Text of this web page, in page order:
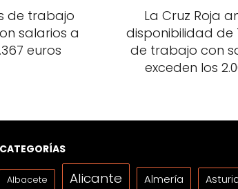
de trabajo
salarios a
euros
La Cruz Roja
disponibilidad de
de trabajo con
exceden los
CATEGORÍAS
Albacete Alicante Almería